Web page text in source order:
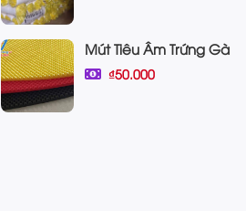
Mút Tiêu Âm Trứng Gà
₫50.000